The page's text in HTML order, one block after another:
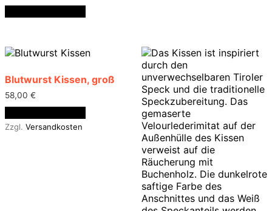
Blutwurst Kissen, groß
58,00 €
Zzgl. Versandkosten